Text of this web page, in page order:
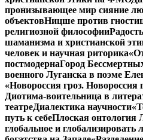
пронизывающее мир сияние
объектовНицше против
религиозной философии
шаманизма и христианской
человек и научная риторика
постмодернаГород
военного Луганска в поэме
«Новороссия гроз. Новороссия
Диотима-воительница в
театреДиалектика научности
путь к себеПлоская онтология
глобальное и глобализировать